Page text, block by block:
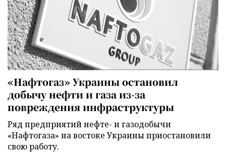
«Нафтогаз» Украины остановил
добычу нефти и газа из-за
повреждения инфраструктуры
Ряд предприятий нефте- и газодобычи
«Нафтогаза» на востоке Украины приостановили
свою работу.